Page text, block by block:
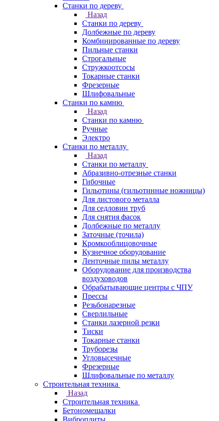
Станки по дереву
Назад
Станки по дереву
Долбежные по дереву
Комбинированные по дереву
Пильные станки
Строгальные
Стружкоотсосы
Токарные станки
Фрезерные
Шлифовальные
Станки по камню
Назад
Станки по камню
Ручные
Электро
Станки по металлу
Назад
Станки по металлу
Абразивно-отрезные станки
Гибочные
Гильотины (гильотинные ножницы)
Для листового металла
Для седловин труб
Для снятия фасок
Долбежные по металлу
Заточные (точила)
Кромкооблицовочные
Кузнечное оборудование
Ленточные пилы металлу
Оборудование для производства
воздуховодов
Обрабатывающие центры с ЧПУ
Прессы
Резьбонарезные
Сверлильные
Станки лазерной резки
Тиски
Токарные станки
Труборезы
Угловысечные
Фрезерные
Шлифовальные по металлу
Строительная техника
Назад
Строительная техника
Бетономешалки
Виброплиты